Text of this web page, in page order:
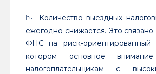
📉 Количество выездных
ежегодно снижается. Это
ФНС на риск-ориентированный
котором основное внимание
налогоплательщикам с